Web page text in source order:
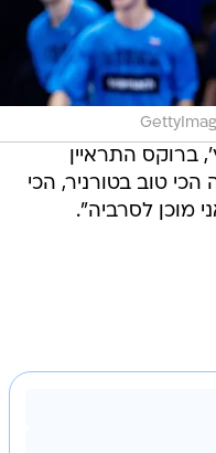
ברוקס התראיין
טוב בטורניר, הכי